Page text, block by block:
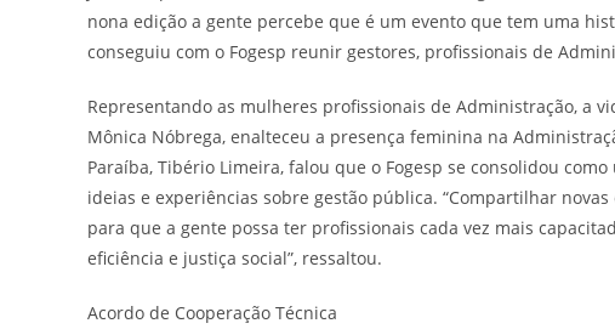
nona edição a gente percebe que é um evento que tem uma
conseguiu com o Fogesp reunir gestores, profissionais de
Representando as mulheres profissionais de Administração, a
Mônica Nóbrega, enalteceu a presença feminina na
Paraíba, Tibério Limeira, falou que o Fogesp se consolidou
ideias e experiências sobre gestão pública. “Compartilhar
para que a gente possa ter profissionais cada vez mais
eficiência e justiça social”, ressaltou.
Acordo de Cooperação Técnica